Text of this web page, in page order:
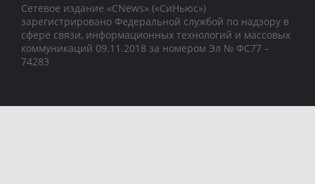
Сетевое издание «CNews» («СиНьюс»)
зарегистрировано Федеральной службой по надзору в
сфере связи, информационных технологий и массовых
коммуникаций 09.11.2018 за номером Эл № ФС77 –
74283